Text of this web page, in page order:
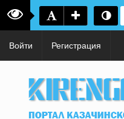
Войти Регистрация